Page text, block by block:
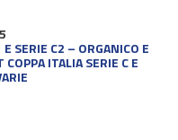
SERIE C2 – ORGANICO E
ITALIA SERIE C E